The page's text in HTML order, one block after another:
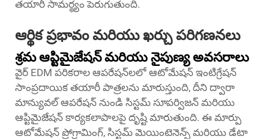
తయారీ సామర్థ్యం పెరుగుతుంది.
ఆర్థిక ప్రభావం మరియు ఖర్చు పరిగణనలు
శ్రమ ఆప్టిమైజేషన్ మరియు నైపుణ్య అవసరాలు
వైర్ EDM పరికరాల ఆపరేషన్‌లలో ఆటోమేషన్ ఇంటిగ్రేషన్
సాంప్రదాయిక తయారీ పాత్రలను మారుస్తుంది, దీని ద్వారా
మాన్యువల్ ఆపరేషన్ నుండి సిస్టమ్ సూపర్విజన్ మరియు
ఆప్టిమైజేషన్ కార్యకలాపాలపై దృష్టి మారుతుంది. ఈ మార్పు
ఆటోమేషన్ ప్రోగ్రామింగ్, సిస్టమ్ మెయింటెనెన్స్ మరియు డేటా